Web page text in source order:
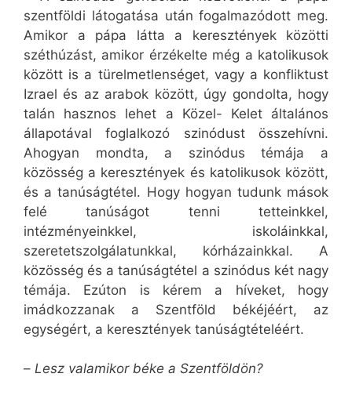
szentföldi látogatása után fogalmazódott meg.
Amikor a pápa látta a keresztények közötti
széthúzást, amikor érzékelte még a katolikusok
között is a türelmetlenséget, vagy a konfliktust
Izrael és az arabok között, úgy gondolta, hogy
talán hasznos lehet a Közel- Kelet általános
állapotával foglalkozó szinódust összehívni.
Ahogyan mondta, a szinódus témája a
közösség a keresztények és katolikusok között,
és a tanúságtétel. Hogy hogyan tudunk mások
felé tanúságot tenni tetteinkkel,
intézményeinkkel, iskoláinkkal,
szeretetszolgálatunkkal, kórházainkkal. A
közösség és a tanúságtétel a szinódus két nagy
témája. Ezúton is kérem a híveket, hogy
imádkozzanak a Szentföld békéjéért, az
egységért, a keresztények tanúságtételéért.
– Lesz valamikor béke a Szentföldön?